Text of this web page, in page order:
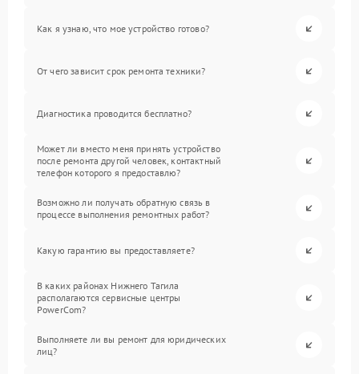
Как я узнаю, что мое устройство готово?
От чего зависит срок ремонта техники?
Диагностика проводится бесплатно?
Может ли вместо меня принять устройство
после ремонта другой человек, контактный
телефон которого я предоставлю?
Возможно ли получать обратную связь в
процессе выполнения ремонтных работ?
Какую гарантию вы предоставляете?
В каких районах Нижнего Тагила
располагаются сервисные центры
PowerCom?
Выполняете ли вы ремонт для юридических
лиц?